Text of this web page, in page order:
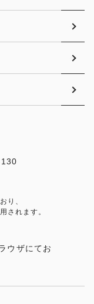
り、
されます。
ウザにてお